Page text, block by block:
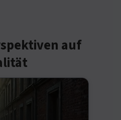
auf